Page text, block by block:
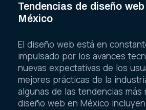
Tendencias de diseño
México
El diseño web está en
impulsado por los avances
nuevas expectativas de los
mejores prácticas de la
algunas de las tendencias más
diseño web en México